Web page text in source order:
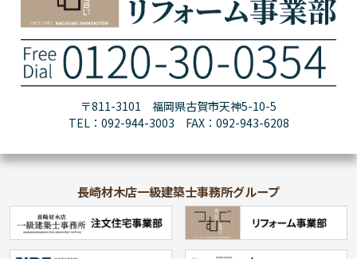
〒811-3101 福岡県古賀市天神5-10-5
TEL：092-944-3003 FAX：092-943-6208
長崎材木店一級建築士事務所グループ